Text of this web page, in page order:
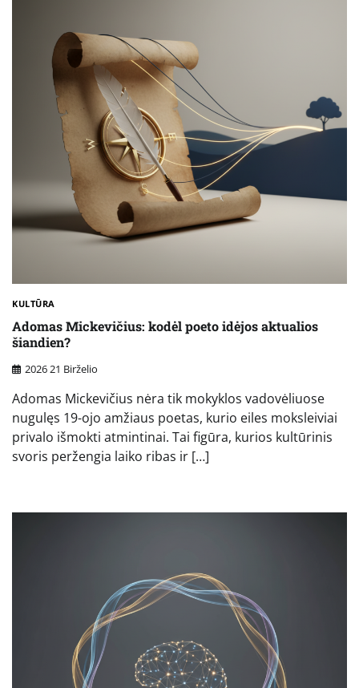
KULTŪRA
Adomas Mickevičius: kodėl poeto idėjos aktualios
šiandien?
2026 21 Birželio
Adomas Mickevičius nėra tik mokyklos vadovėliuose
nugulęs 19-ojo amžiaus poetas, kurio eiles moksleiviai
privalo išmokti atmintinai. Tai figūra, kurios kultūrinis
svoris peržengia laiko ribas ir […]